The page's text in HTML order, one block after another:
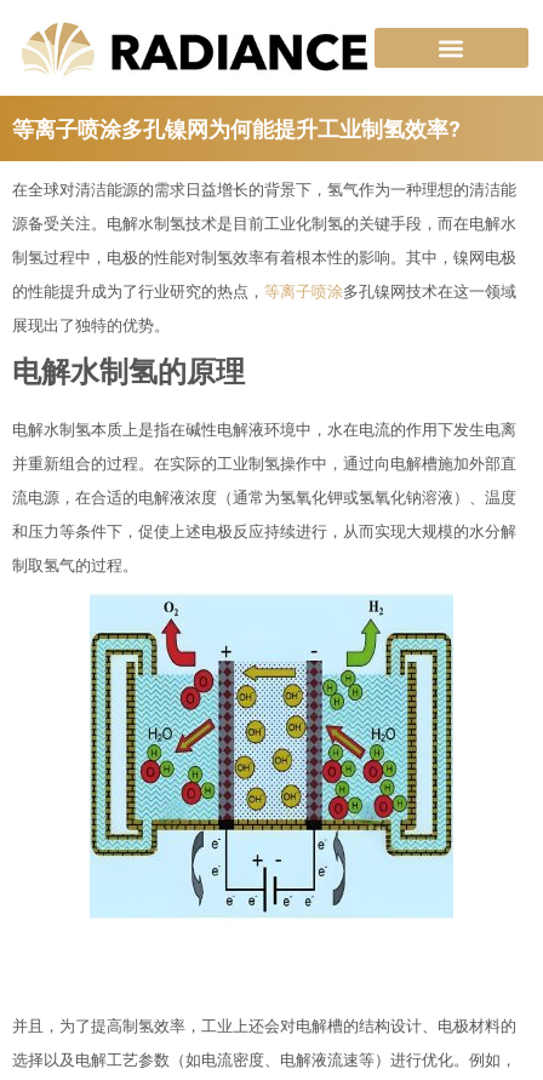
容
等离子喷涂多孔镍网为何能提升工业制氢效率?
在全球对清洁能源的需求日益增长的背景下，氢气作为一种理想的清洁能
源备受关注。电解水制氢技术是目前工业化制氢的关键手段，而在电解水
制氢过程中，电极的性能对制氢效率有着根本性的影响。其中，镍网电极
的性能提升成为了行业研究的热点， 等离子喷涂多孔镍网技术在这一领域
展现出了独特的优势。
电解水制氢的原理
电解水制氢本质上是指在碱性电解液环境中，水在电流的作用下发生电离
并重新组合的过程。在实际的工业制氢操作中，通过向电解槽施加外部直
流电源，在合适的电解液浓度（通常为氢氧化钾或氢氧化钠溶液）、温度
和压力等条件下，促使上述电极反应持续进行，从而实现大规模的水分解
制取氢气的过程。
并且，为了提高制氢效率，工业上还会对电解槽的结构设计、电极材料的
选择以及电解工艺参数（如电流密度、电解液流速等）进行优化。例如，